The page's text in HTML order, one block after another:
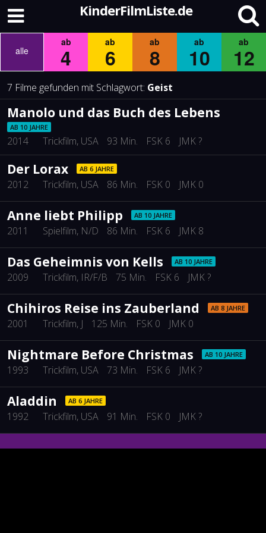
KinderFilmListe.de
alle
ab
4
ab
6
ab
8
ab
10
ab
12
7 Filme gefunden mit Schlagwort: Geist
Manolo und das Buch des Lebens
AB 10 JAHRE
2014 Trickfilm, USA 93 Min. FSK 6 JMK ?
Der Lorax AB 6 JAHRE
2012 Trickfilm, USA 86 Min. FSK 0 JMK 0
Anne liebt Philipp AB 10 JAHRE
2011 Spielfilm, N/D 86 Min. FSK 6 JMK 8
Das Geheimnis von Kells AB 10 JAHRE
2009 Trickfilm, IR/F/B 75 Min. FSK 6 JMK ?
Chihiros Reise ins Zauberland AB 8 JAHRE
2001 Trickfilm, J 125 Min. FSK 0 JMK 0
Nightmare Before Christmas AB 10 JAHRE
1993 Trickfilm, USA 73 Min. FSK 6 JMK ?
Aladdin AB 6 JAHRE
1992 Trickfilm, USA 91 Min. FSK 0 JMK ?